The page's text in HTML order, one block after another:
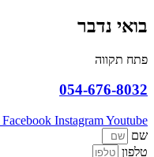
בואי נדבר
פתח תקווה
054-676-8032
Facebook InstagramYoutube
שם
טלפון